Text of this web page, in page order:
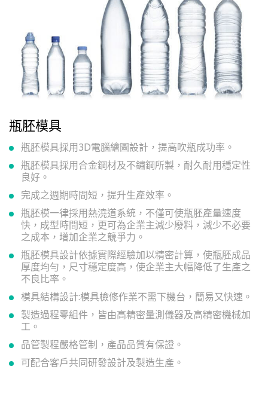
瓶胚模具
瓶胚模具採用3D電腦繪圖設計，提高吹瓶成功率。
瓶胚模具採用合金鋼材及不鏽鋼所製，耐久耐用穩定性
良好。
完成之週期時間短，提升生產效率。
瓶胚模一律採用熱澆道系統，不僅可使瓶胚產量速度
快，成型時間短，更可為企業主減少廢料，減少不必要
之成本，增加企業之競爭力。
瓶胚模具設計依據實際經驗加以精密計算，使瓶胚成品
厚度均勻，尺寸穩定度高，使企業主大幅降低了生產之
不良比率。
模具結構設計:模具檢修作業不需下機台，簡易又快速。
製造過程零組件，皆由高精密量測儀器及高精密機械加
工。
品管製程嚴格管制，產品品質有保證。
可配合客戶共同研發設計及製造生產。